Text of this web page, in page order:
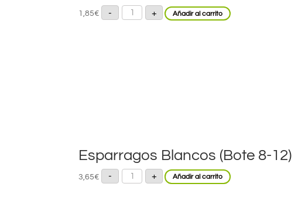
1,85€ -
Eneldo
(Manojo) + Añadir al carrito
Esparragos Blancos (Bote 8-12)
3,65€ -
Esparragos
Blancos + Añadir al carrito